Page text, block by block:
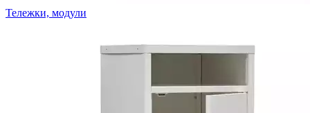
Тележки, модули